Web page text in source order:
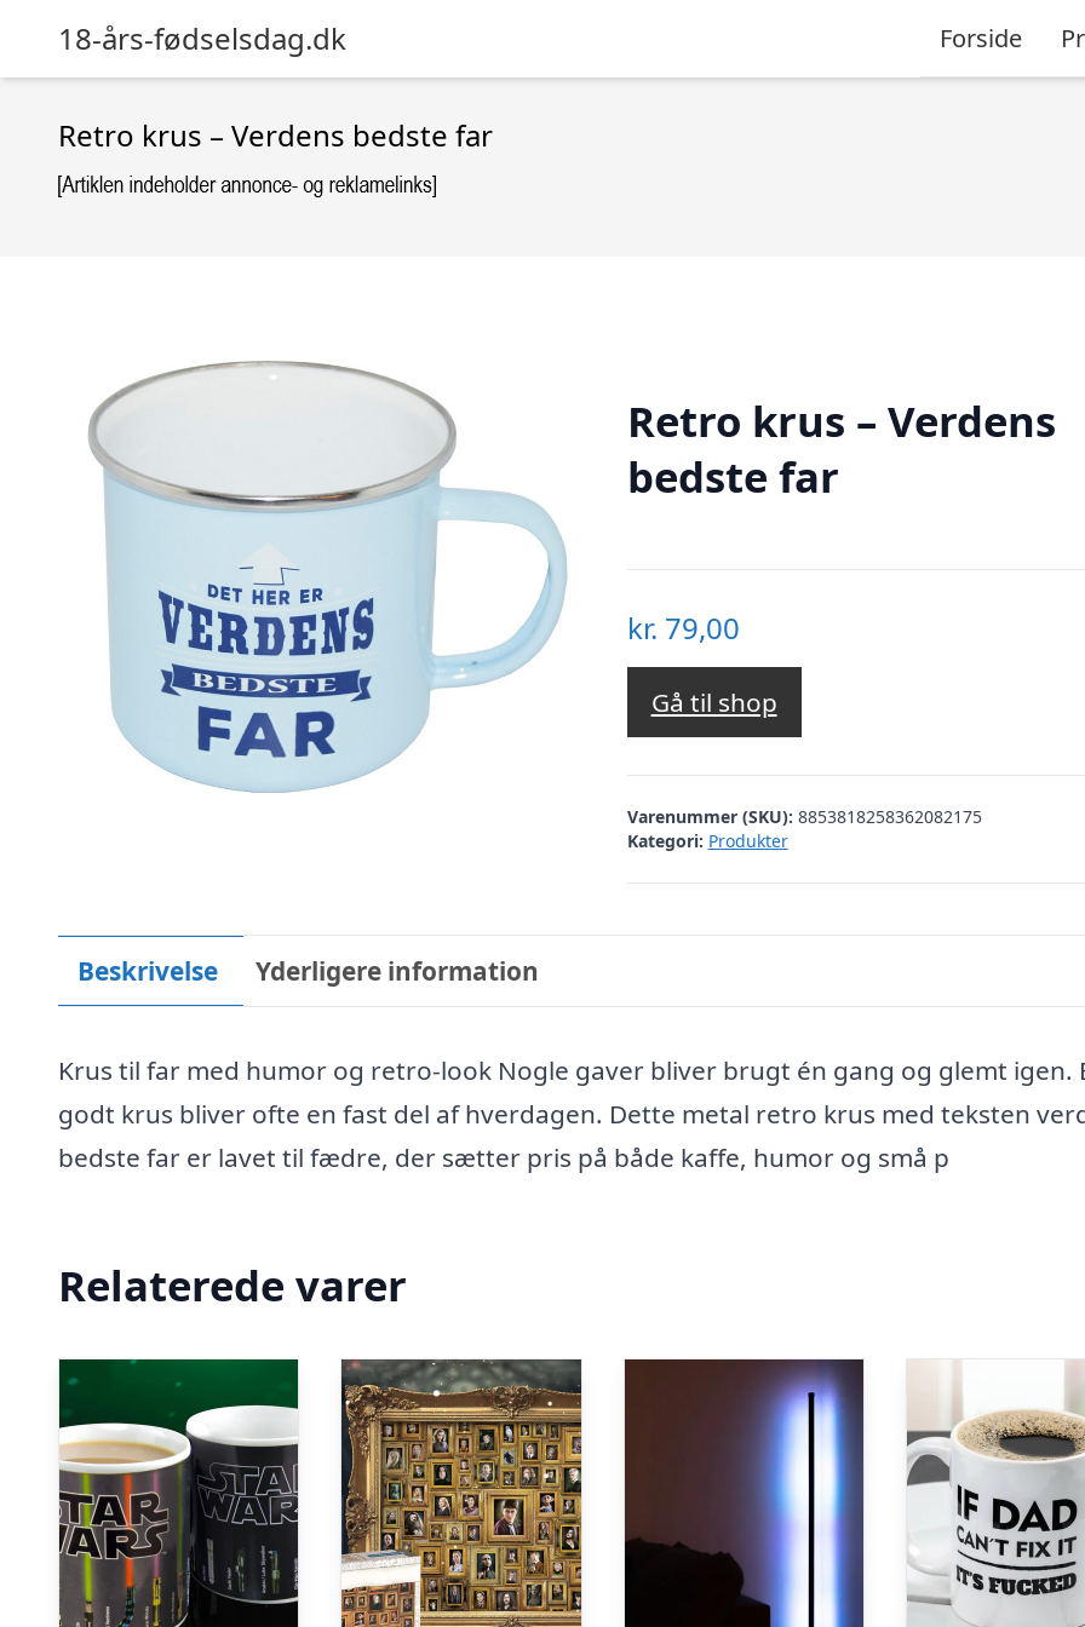
18-års-fødselsdag.dk Forside
Retro krus – Verdens bedste far
Retro krus – Verdens
bedste far
kr. 79,00
Gå til shop
Varenummer (SKU): 8853818258362082175
Kategori: Produkter
Beskrivelse Yderligere information
Krus til far med humor og retro-look Nogle gaver bliver brugt én gang og glemt igen.
godt krus bliver ofte en fast del af hverdagen. Dette metal retro krus med teksten
bedste far er lavet til fædre, der sætter pris på både kaffe, humor og små p
Relaterede varer